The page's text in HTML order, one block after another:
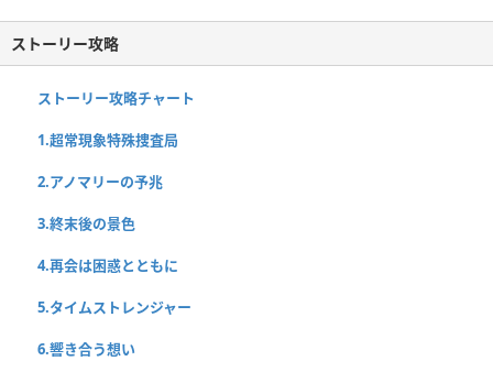
ストーリー攻略
ストーリー攻略チャート
1.超常現象特殊捜査局
2.アノマリーの予兆
3.終末後の景色
4.再会は困惑とともに
5.タイムストレンジャー
6.響き合う想い